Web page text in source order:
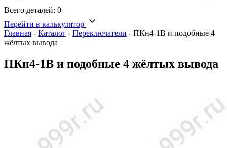
Всего деталей: 0
Перейти в калькулятор
Главная - Каталог - Переключатели - ПКн4-1В и подобные 4
жёлтых вывода
ПКн4-1В и подобные 4 жёлтых вывода